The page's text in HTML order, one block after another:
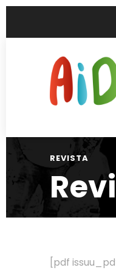
REVISTA
[pdf